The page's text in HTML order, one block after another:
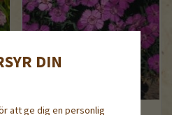
DIN
att ge dig en personlig